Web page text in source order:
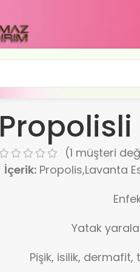
(1 müşteri
İçerik:Propolis,Lavanta
Yatak
Pişik, isilik, dermafit,